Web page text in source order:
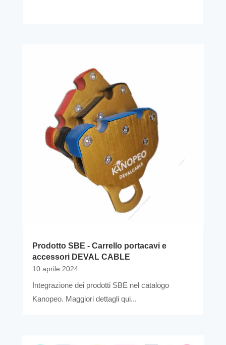
Prodotto SBE - Carrello portacavi e
accessori DEVAL CABLE
10 aprile 2024
Integrazione dei prodotti SBE nel catalogo
Kanopeo. Maggiori dettagli qui...